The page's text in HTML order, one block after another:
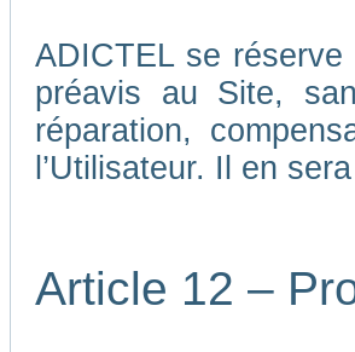
ADICTEL se
préavis au Site,
réparation,
l’Utilisateur. Il en
Article 12 –